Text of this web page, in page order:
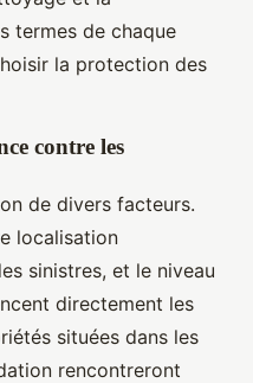
termes de chaque
la protection des
contre les
de divers facteurs.
localisation
sinistres, et le niveau
directement les
situées dans les
rencontreront